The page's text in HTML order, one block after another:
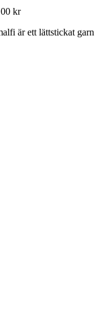
kr
är ett lättstickat